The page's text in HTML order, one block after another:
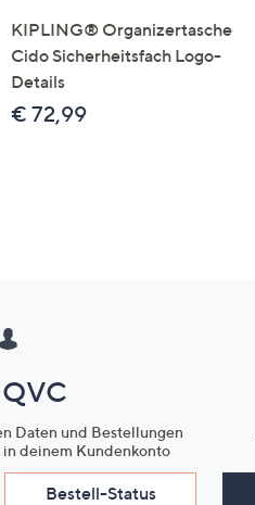
KIPLING® Organizertasche
Cido Sicherheitsfach Logo-
Details
€ 72,99
Daten und Bestellungen
deinem Kundenkonto
Bestell-Status